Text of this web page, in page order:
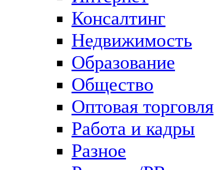
Консалтинг
Недвижимость
Образование
Общество
Оптовая торговля
Работа и кадры
Разное